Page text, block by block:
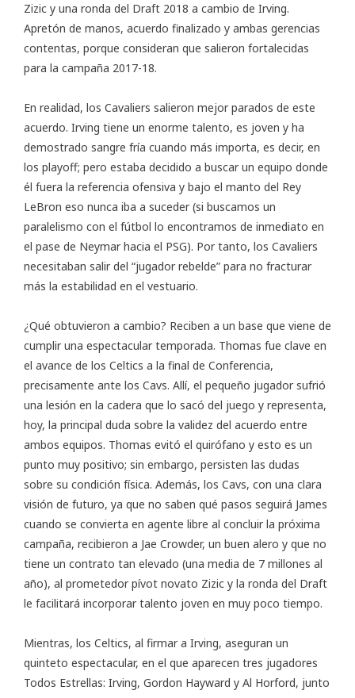
Zizic y una ronda del Draft 2018 a cambio de Irving.
Apretón de manos, acuerdo finalizado y ambas gerencias
contentas, porque consideran que salieron fortalecidas
para la campaña 2017-18.
En realidad, los Cavaliers salieron mejor parados de este
acuerdo. Irving tiene un enorme talento, es joven y ha
demostrado sangre fría cuando más importa, es decir, en
los playoff; pero estaba decidido a buscar un equipo donde
él fuera la referencia ofensiva y bajo el manto del Rey
LeBron eso nunca iba a suceder (si buscamos un
paralelismo con el fútbol lo encontramos de inmediato en
el pase de Neymar hacia el PSG). Por tanto, los Cavaliers
necesitaban salir del “jugador rebelde” para no fracturar
más la estabilidad en el vestuario.
¿Qué obtuvieron a cambio? Reciben a un base que viene de
cumplir una espectacular temporada. Thomas fue clave en
el avance de los Celtics a la final de Conferencia,
precisamente ante los Cavs. Allí, el pequeño jugador sufrió
una lesión en la cadera que lo sacó del juego y representa,
hoy, la principal duda sobre la validez del acuerdo entre
ambos equipos. Thomas evitó el quirófano y esto es un
punto muy positivo; sin embargo, persisten las dudas
sobre su condición física. Además, los Cavs, con una clara
visión de futuro, ya que no saben qué pasos seguirá James
cuando se convierta en agente libre al concluir la próxima
campaña, recibieron a Jae Crowder, un buen alero y que no
tiene un contrato tan elevado (una media de 7 millones al
año), al prometedor pívot novato Zizic y la ronda del Draft
le facilitará incorporar talento joven en muy poco tiempo.
Mientras, los Celtics, al firmar a Irving, aseguran un
quinteto espectacular, en el que aparecen tres jugadores
Todos Estrellas: Irving, Gordon Hayward y Al Horford, junto